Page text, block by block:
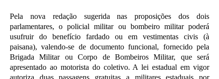
Pela nova redação sugerida nas proposições dos dois
parlamentares, o policial militar ou bombeiro militar poderá
usufruir do benefício fardado ou em vestimentas civis (à
paisana), valendo-se de documento funcional, fornecido pela
Brigada Militar ou Corpo de Bombeiros Militar, que será
apresentado ao motorista do coletivo. A lei estadual em vigor